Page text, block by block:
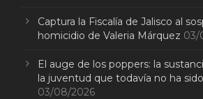
Captura la Fiscalía de Jalisco al
homicidio de Valeria Márquez 03/
El auge de los poppers: la
la juventud que todavía no ha
03/08/2026